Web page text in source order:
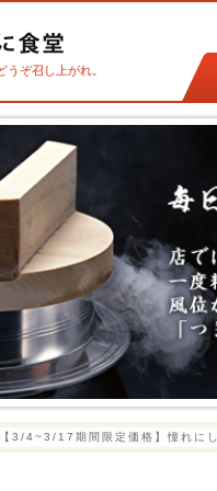
ぞ召し上がれ。
【3/4~3/17期間限定価格】憧れに